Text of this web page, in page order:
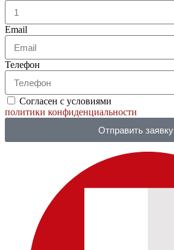
Email
Телефон
Согласен с условиями
политики конфиденциальности
Отправить заявку